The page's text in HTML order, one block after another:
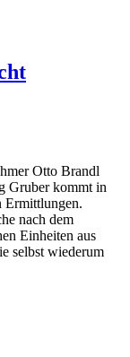
Otto Brandl
Gruber kommt in
Ermittlungen.
nach dem
Einheiten aus
selbst wiederum